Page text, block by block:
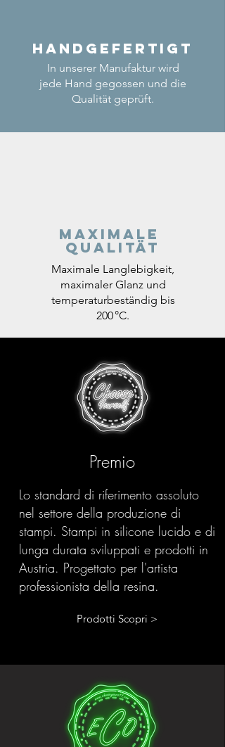
Handgefertigt
In unserer Manufaktur wird
jede Hand gegossen und die
Qualität geprüft.
Maximale
Qualität
Maximale Langlebigkeit,
maximaler Glanz und
temperaturbeständig bis
200 °C.
Premio
Lo standard di riferimento assoluto
nel settore della produzione di
stampi. Stampi in silicone lucido e di
lunga durata sviluppati e prodotti in
Austria. Progettato per l'artista
professionista della resina.
Prodotti Scopri >